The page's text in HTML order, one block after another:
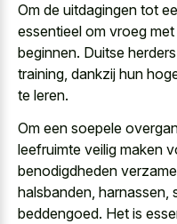
Om de uitdagingen tot
essentieel om vroeg
beginnen. Duitse
training, dankzij hun
te leren.
Om een soepele
leefruimte veilig maken
benodigdheden
halsbanden, harnassen,
beddengoed. Het is